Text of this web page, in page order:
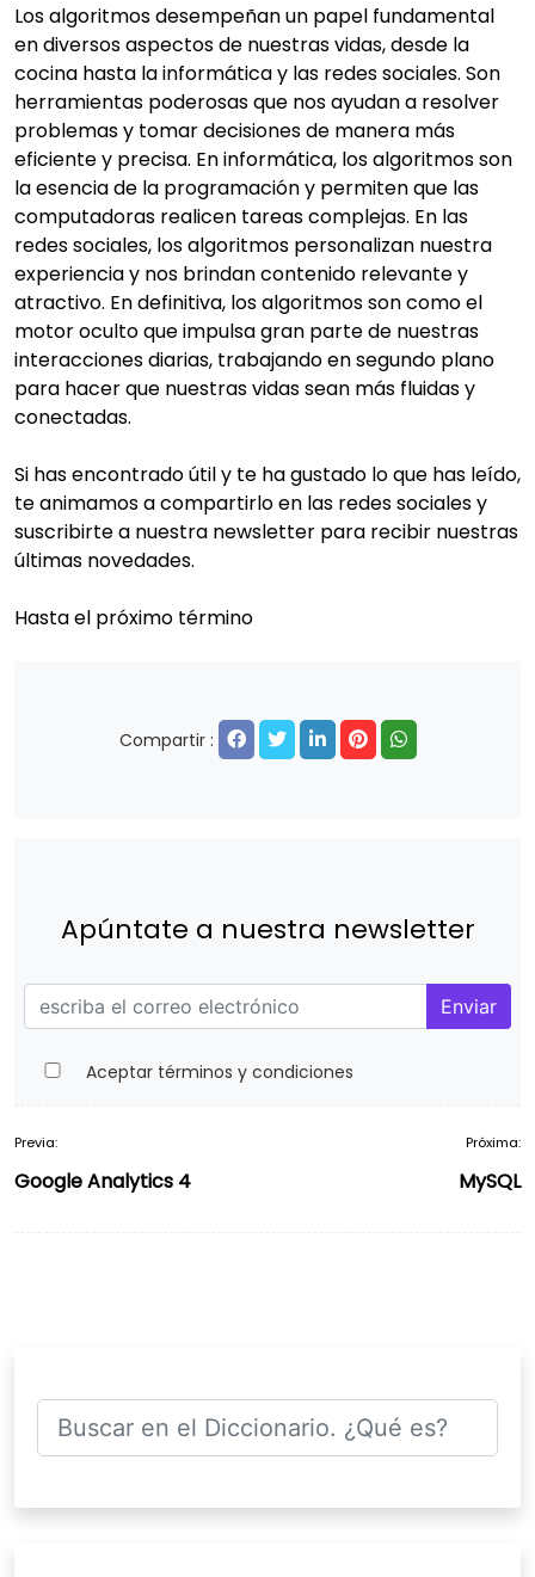
Los algoritmos desempeñan un papel fundamental
en diversos aspectos de nuestras vidas, desde la
cocina hasta la informática y las redes sociales. Son
herramientas poderosas que nos ayudan a resolver
problemas y tomar decisiones de manera más
eficiente y precisa. En informática, los algoritmos son
la esencia de la programación y permiten que las
computadoras realicen tareas complejas. En las
redes sociales, los algoritmos personalizan nuestra
experiencia y nos brindan contenido relevante y
atractivo. En definitiva, los algoritmos son como el
motor oculto que impulsa gran parte de nuestras
interacciones diarias, trabajando en segundo plano
para hacer que nuestras vidas sean más fluidas y
conectadas.
Si has encontrado útil y te ha gustado lo que has leído,
te animamos a compartirlo en las redes sociales y
suscribirte a nuestra newsletter para recibir nuestras
últimas novedades.
Hasta el próximo término
Compartir :
Apúntate a nuestra newsletter
Enviar
Aceptar términos y condiciones
Navegación
Previa:
Google Analytics 4
Próxima:
MySQL